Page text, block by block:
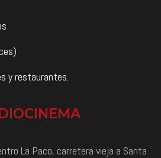
y restaurantes.
La Paco, carretera vieja a Santa